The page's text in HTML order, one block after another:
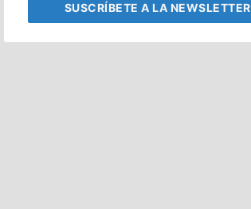
SUSCRÍBETEA LA NEWSLETTER